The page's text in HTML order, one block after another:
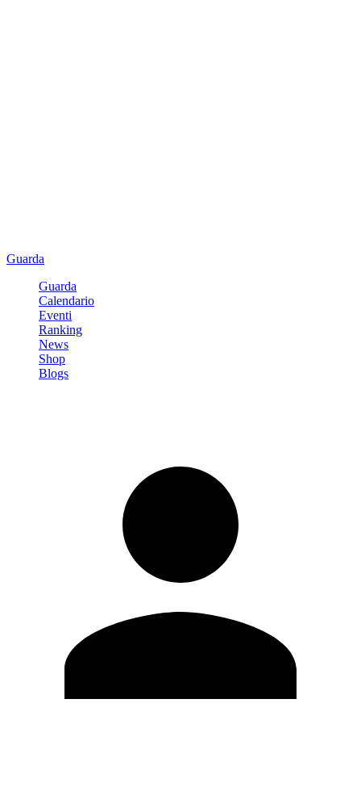
Guarda
Guarda
Calendario
Eventi
Ranking
News
Shop
Blogs